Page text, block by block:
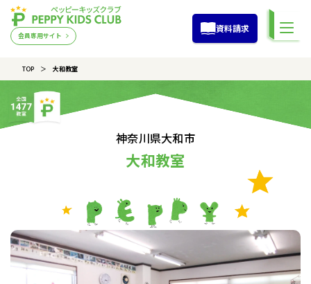
会員専用サイト
資料請求
TOP 大和教室
神奈川県大和市
大和教室